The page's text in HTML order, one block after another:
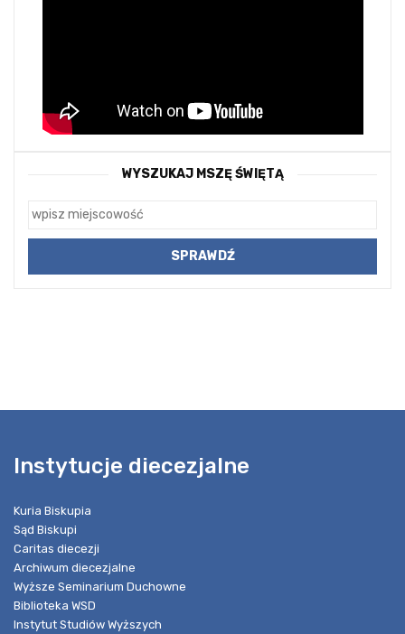
WYSZUKAJ MSZĘ ŚWIĘTĄ
Instytucje diecezjalne
Kuria Biskupia
Sąd Biskupi
Caritas diecezji
Archiwum diecezjalne
Wyższe Seminarium Duchowne
Biblioteka WSD
Instytut Studiów Wyższych